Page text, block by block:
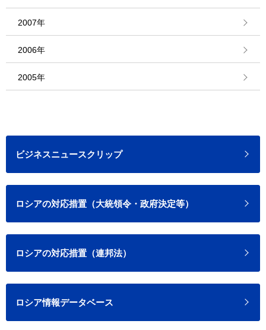
2007年
2006年
2005年
ビジネスニュースクリップ
ロシアの対応措置（大統領令・政府決定等）
ロシアの対応措置（連邦法）
ロシア情報データベース